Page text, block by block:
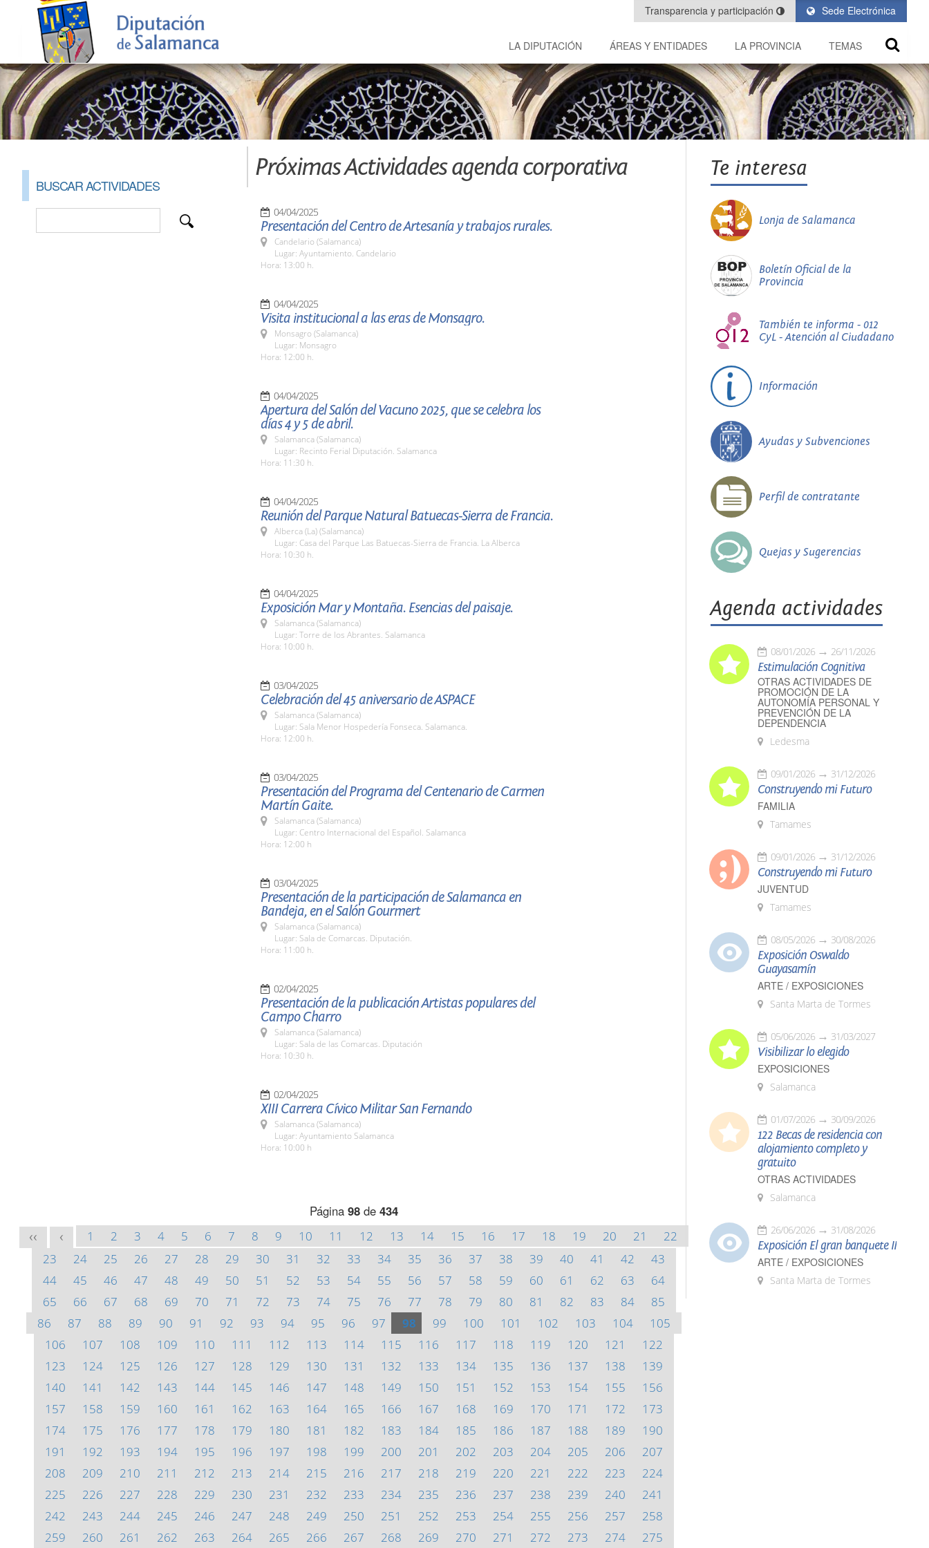
Sede Electrónica
Transparencia y participación
LA DIPUTACIÓN ÁREAS Y ENTIDADES LA PROVINCIA TEMAS
BUSCAR ACTIVIDADES
Próximas Actividades agenda corporativa
04/04/2025
Presentación del Centro de Artesanía y trabajos rurales.
Candelario (Salamanca)
Lugar: Ayuntamiento. Candelario
Hora: 13:00 h.
04/04/2025
Visita institucional a las eras de Monsagro.
Monsagro (Salamanca)
Lugar: Monsagro
Hora: 12:00 h.
04/04/2025
Apertura del Salón del Vacuno 2025, que se celebra los
días 4 y 5 de abril.
Salamanca (Salamanca)
Lugar: Recinto Ferial Diputación. Salamanca
Hora: 11:30 h.
04/04/2025
Reunión del Parque Natural Batuecas-Sierra de Francia.
Alberca (La) (Salamanca)
Lugar: Casa del Parque Las Batuecas-Sierra de Francia. La Alberca
Hora: 10:30 h.
04/04/2025
Exposición Mar y Montaña. Esencias del paisaje.
Salamanca (Salamanca)
Lugar: Torre de los Abrantes. Salamanca
Hora: 10:00 h.
03/04/2025
Celebración del 45 aniversario de ASPACE
Salamanca (Salamanca)
Lugar: Sala Menor Hospedería Fonseca. Salamanca.
Hora: 12:00 h.
03/04/2025
Presentación del Programa del Centenario de Carmen
Martín Gaite.
Salamanca (Salamanca)
Lugar: Centro Internacional del Español. Salamanca
Hora: 12:00 h
03/04/2025
Presentación de la participación de Salamanca en
Bandeja, en el Salón Gourmert
Salamanca (Salamanca)
Lugar: Sala de Comarcas. Diputación.
Hora: 11:00 h.
02/04/2025
Presentación de la publicación Artistas populares del
Campo Charro
Salamanca (Salamanca)
Lugar: Sala de las Comarcas. Diputación
Hora: 10:30 h.
02/04/2025
XIII Carrera Cívico Militar San Fernando
Salamanca (Salamanca)
Lugar: Ayuntamiento Salamanca
Hora: 10:00 h
Página 98 de 434
<< < 1 2 3 4 5 6 7 8 9 10 11 12 13 14 15 16 17 18 19 20 21
22
23
24 25 26 27 28 29 30 31 32 33 34 35 36 37 38 39 40 41 42
43
44
45 46 47 48 49 50 51 52 53 54 55 56 57 58 59 60 61 62 63
64
65
66 67 68 69 70 71 72 73 74 75 76 77 78 79 80 81 82 83 84
85
86
87 88 89 90 91 92 93 94 95 96 97 98 99 100 101 102 103 104
105
106
107 108 109 110 111 112 113 114 115 116 117 118 119 120 121
122
123
124 125 126 127 128 129 130 131 132 133 134 135 136 137 138
139
140
141 142 143 144 145 146 147 148 149 150 151 152 153 154 155
156
157
158 159 160 161 162 163 164 165 166 167 168 169 170 171 172
173
174
175 176 177 178 179 180 181 182 183 184 185 186 187 188 189
190
191
192 193 194 195 196 197 198 199 200 201 202 203 204 205 206
207
208
209 210 211 212 213 214 215 216 217 218 219 220 221 222 223
224
225
226 227 228 229 230 231 232 233 234 235 236 237 238 239 240
241
242
243 244 245 246 247 248 249 250 251 252 253 254 255 256 257
258
259
260 261 262 263 264 265 266 267 268 269 270 271 272 273 274 275
Te interesa
Lonja de Salamanca
Boletín Oficial de la
Provincia
También te informa - 012
CyL - Atención al Ciudadano
Información
Ayudas y Subvenciones
Perfil de contratante
Quejas y Sugerencias
Agenda actividades
08/01/2026 26/11/2026
Estimulación Cognitiva
OTRAS ACTIVIDADES DE
PROMOCIÓN DE LA
AUTONOMÍA PERSONAL Y
PREVENCIÓN DE LA
DEPENDENCIA
Ledesma
09/01/2026 31/12/2026
Construyendo mi Futuro
FAMILIA
Tamames
09/01/2026 31/12/2026
Construyendo mi Futuro
JUVENTUD
Tamames
08/05/2026 30/08/2026
Exposición Oswaldo
Guayasamín
ARTE / EXPOSICIONES
Santa Marta de Tormes
05/06/2026 31/03/2027
Visibilizar lo elegido
EXPOSICIONES
Salamanca
01/07/2026 30/09/2026
122 Becas de residencia con
alojamiento completo y
gratuito
OTRAS ACTIVIDADES
Salamanca
26/06/2026 31/08/2026
Exposición El gran banquete II
ARTE / EXPOSICIONES
Santa Marta de Tormes